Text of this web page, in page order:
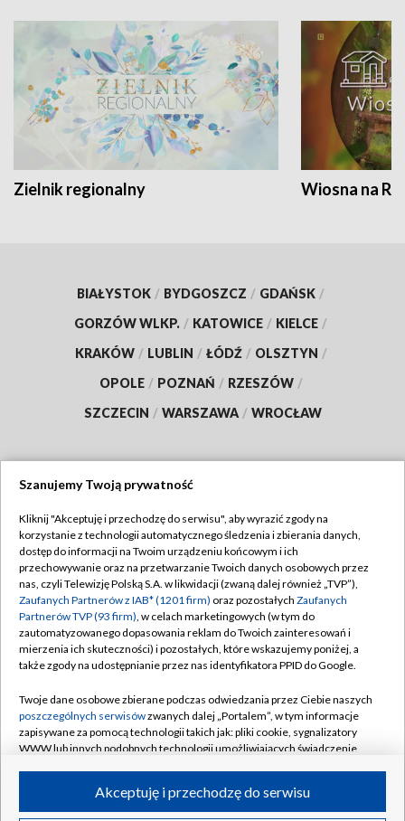
Zielnik regionalny Wiosna na
BIAŁYSTOK / BYDGOSZCZ / GDAŃSK /
GORZÓW WLKP. / KATOWICE / KIELCE /
KRAKÓW / LUBLIN / ŁÓDŹ / OLSZTYN /
OPOLE / POZNAŃ / RZESZÓW /
SZCZECIN / WARSZAWA / WROCŁAW
TVP
Abonament TVP
Emisja w TVP
Centrum informacji TVP
Naziemna Telewizja Cyfrowa
Rada Programowa
System NOS
Informacje o nadawcy
Program dla prasy
Regulamin TVP
Polityka prywatności
Moje zgody
Pomoc
Kontakt
Kanały
Szanujemy Twoją prywatność
Kliknij "Akceptuję i przechodzę do serwisu", aby wyrazić zgody na
korzystanie z technologii automatycznego śledzenia i zbierania danych,
dostęp do informacji na Twoim urządzeniu końcowym i ich
przechowywanie oraz na przetwarzanie Twoich danych osobowych przez
nas, czyli Telewizję Polską S.A. w likwidacji (zwaną dalej również „TVP”),
Zaufanych Partnerów z IAB* (1201 firm) oraz pozostałych Zaufanych
Partnerów TVP (93 firm), w celach marketingowych (w tym do
zautomatyzowanego dopasowania reklam do Twoich zainteresowań i
mierzenia ich skuteczności) i pozostałych, które wskazujemy poniżej, a
także zgody na udostępnianie przez nas identyfikatora PPID do Google.
Twoje dane osobowe zbierane podczas odwiedzania przez Ciebie naszych
poszczególnych serwisówzwanych dalej „Portalem”, w tym informacje
zapisywane za pomocą technologii takich jak: pliki cookie, sygnalizatory
WWW lub innych podobnych technologii umożliwiających świadczenie
ruchu w Internecie.Akceptuję i przechodzę do serwisu